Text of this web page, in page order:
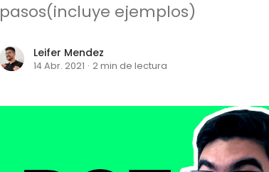
pasos(incluye ejemplos)
Leifer Mendez
14 Abr. 2021 · 2 min de lectura